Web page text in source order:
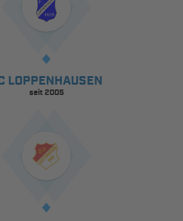
LOPPENHAUSEN
seit 2005